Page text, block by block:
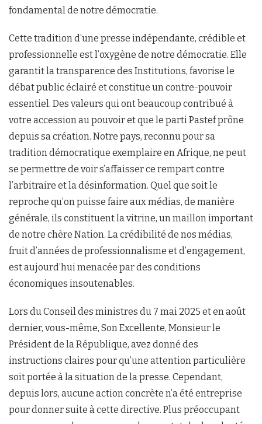
fondamental de notre démocratie.
Cette tradition d’une presse indépendante, crédible et
professionnelle est l’oxygène de notre démocratie. Elle
garantit la transparence des Institutions, favorise le
débat public éclairé et constitue un contre-pouvoir
essentiel. Des valeurs qui ont beaucoup contribué à
votre accession au pouvoir et que le parti Pastef prône
depuis sa création. Notre pays, reconnu pour sa
tradition démocratique exemplaire en Afrique, ne peut
se permettre de voir s’affaisser ce rempart contre
l’arbitraire et la désinformation. Quel que soit le
reproche qu’on puisse faire aux médias, de manière
générale, ils constituent la vitrine, un maillon important
de notre chère Nation. La crédibilité de nos médias,
fruit d’années de professionnalisme et d’engagement,
est aujourd’hui menacée par des conditions
économiques insoutenables.
Lors du Conseil des ministres du 7 mai 2025 et en août
dernier, vous-même, Son Excellente, Monsieur le
Président de la République, avez donné des
instructions claires pour qu’une attention particulière
soit portée à la situation de la presse. Cependant,
depuis lors, aucune action concrète n’a été entreprise
pour donner suite à cette directive. Plus préoccupant